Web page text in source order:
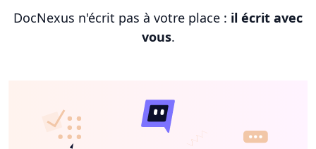
DocNexus n'écrit pas à votre place : il écrit avec
vous.